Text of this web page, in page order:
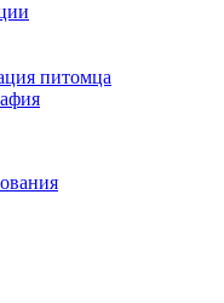
питомца